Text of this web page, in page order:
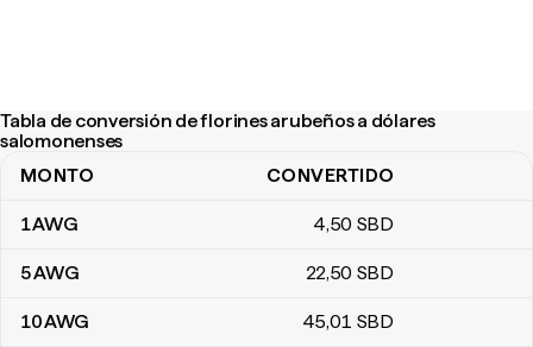
Tabla de conversión de florines arubeños a dólares
salomonenses
Tabla de conversión de florines arubeños a dólares
MONTO CONVERTIDO
1AWG 4,50 SBD
5AWG 22,50 SBD
10AWG 45,01 SBD